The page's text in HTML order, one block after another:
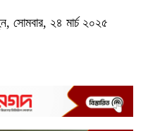
সোমবার, ২৪ মার্চ ২০২৫